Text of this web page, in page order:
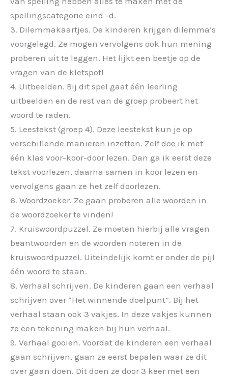
spellingscategorie eind -d.
3. Dilemmakaartjes. De kinderen krijgen dilemma’s
voorgelegd. Ze mogen vervolgens ook hun mening
proberen uit te leggen. Het lijkt een beetje op de
vragen van de kletspot!
4. Uitbeelden. Bij dit spel gaat één leerling
uitbeelden en de rest van de groep probeert het
woord te raden.
5. Leestekst (groep 4). Deze leestekst kun je op
verschillende manieren inzetten. Zelf doe ik met
één klas voor-koor-door lezen. Dan ga ik eerst deze
tekst voorlezen, daarna samen in koor lezen en
vervolgens gaan ze het zelf doorlezen.
6. Woordzoeker. Ze gaan proberen alle woorden in
de woordzoeker te vinden!
7. Kruiswoordpuzzel. Ze moeten hierbij alle vragen
beantwoorden en de woorden noteren in de
kruiswoordpuzzel. Uiteindelijk komt er onder de pijl
één woord te staan.
8. Verhaal schrijven. De kinderen gaan een verhaal
schrijven over “Het winnende doelpunt”. Bij het
verhaal staan ook 3 vakjes. In deze vakjes kunnen
ze een tekening maken bij hun verhaal.
9. Verhaal gooien. Voordat de kinderen een verhaal
gaan schrijven, gaan ze eerst bepalen waar ze dit
over gaan doen. Dit doen ze door 3 keer met een